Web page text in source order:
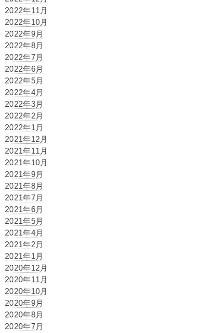
2022年11月
2022年10月
2022年9月
2022年8月
2022年7月
2022年6月
2022年5月
2022年4月
2022年3月
2022年2月
2022年1月
2021年12月
2021年11月
2021年10月
2021年9月
2021年8月
2021年7月
2021年6月
2021年5月
2021年4月
2021年2月
2021年1月
2020年12月
2020年11月
2020年10月
2020年9月
2020年8月
2020年7月